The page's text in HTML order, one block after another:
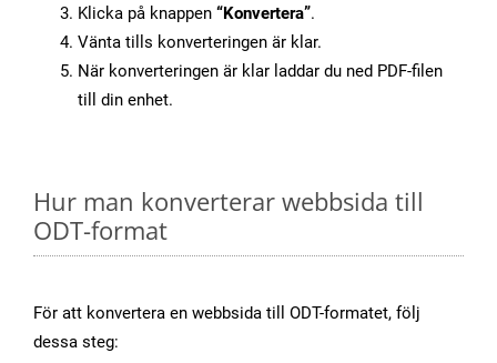
Klicka på knappen “Konvertera”.
Vänta tills konverteringen är klar.
När konverteringen är klar laddar du ned PDF-filen
till din enhet.
Hur man konverterar webbsida till
ODT-format
För att konvertera en webbsida till ODT-formatet, följ
dessa steg: